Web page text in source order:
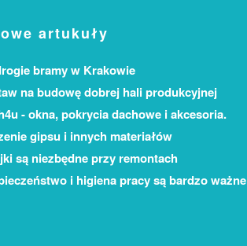
artukuły
bramy w Krakowie
na budowę dobrej hali produkcyjnej
- okna, pokrycia dachowe i akcesoria.
gipsu i innych materiałów
są niezbędne przy remontach
i higiena pracy są bardzo ważne